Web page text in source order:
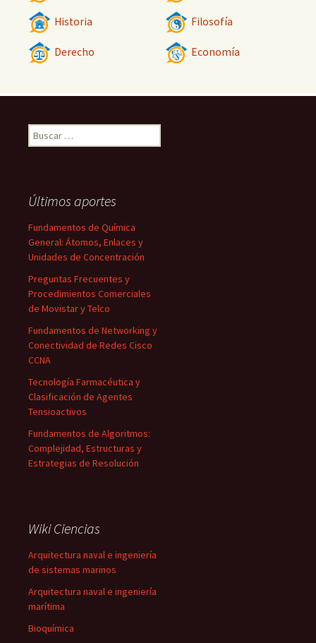
Historia Filosofía
Derecho Economía
Buscar:
Últimos aportes
Fundamentos de Química
General: Átomos, Enlaces y
Unidades de Concentración
Preguntas Frecuentes y
Procedimientos Comerciales
de Movistar y Telco
Fundamentos de Networking y
Conectividad de Redes Cisco
CCNA
Tecnología Farmacéutica y
Clasificación de Agentes
Tensioactivos
Fundamentos de Algoritmos:
Complejidad, Estructuras y
Estrategias de Resolución
Wiki Ciencias
Arquitectura naval e ingeniería
de sistemas marinos
Arquitectura naval e ingeniería
marítima
Bioquímica